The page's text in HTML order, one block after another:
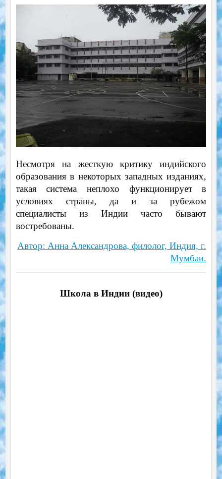
Несмотря на жесткую критику индийского
образования в некоторых западных изданиях,
такая система неплохо функционирует в
условиях страны, да и за рубежом
специалисты из Индии часто бывают
востребованы.
Автор: Анна Александрова, филолог, Индия, г.
Мумбаи.
Школа в Индии (видео)